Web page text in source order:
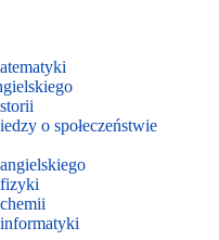
o społeczeństwie